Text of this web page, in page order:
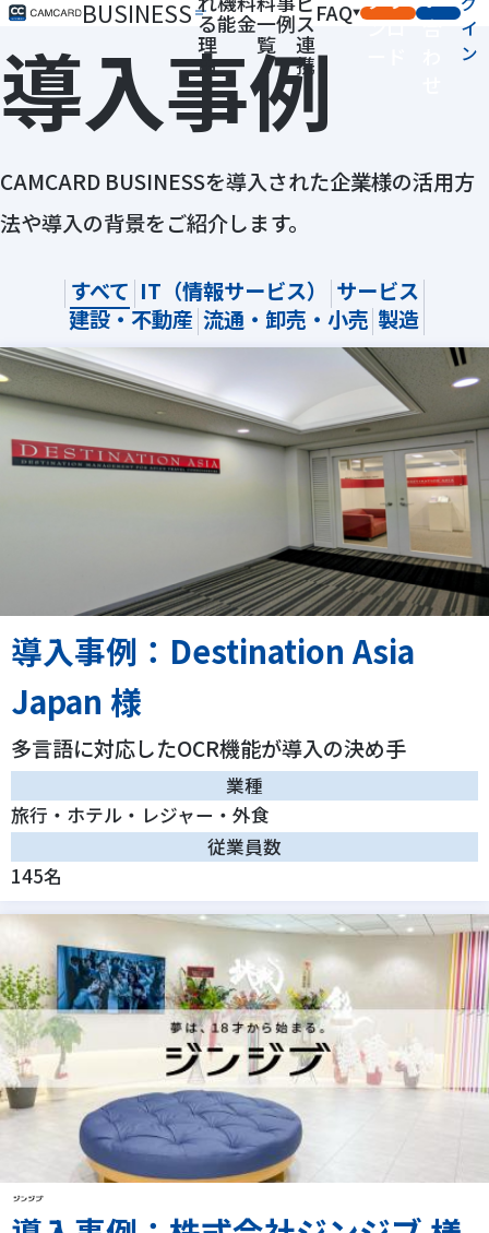
BUSINESS る
理
由
能金一
覧
例ス
連
携
FAQ
ンロ 合
イ
ン
導入事例
CAMCARD BUSINESSを導入された企業様の活用方
法や導入の背景をご紹介します。
すべて IT（情報サービス）
サービス
建設・不動産 流通・卸売・小売 製造
導入事例：Destination Asia
Japan 様
多言語に対応したOCR機能が導入の決め手
業種
旅行・ホテル・レジャー・外食
従業員数
145名